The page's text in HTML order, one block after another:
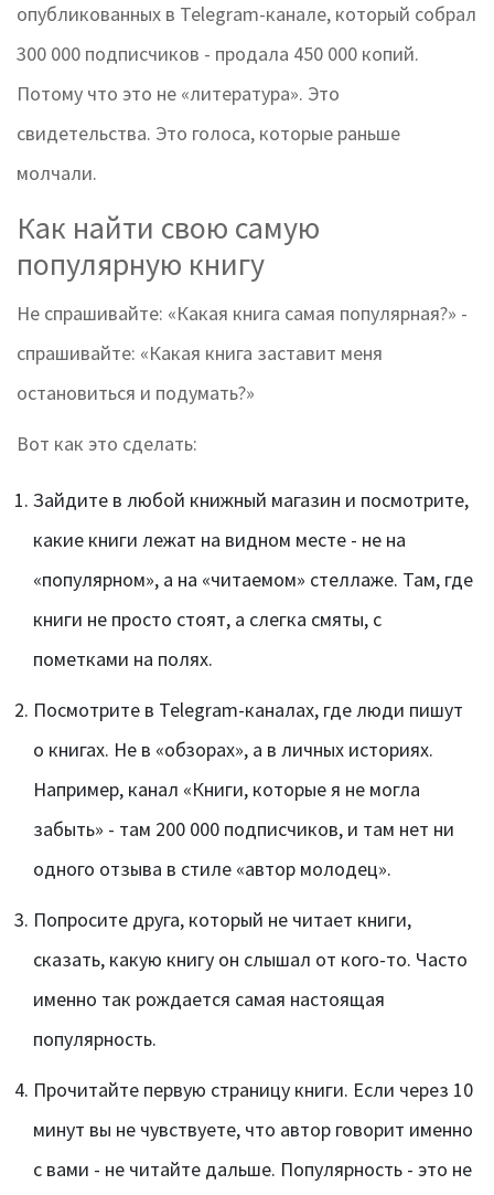
опубликованных в Telegram-канале, который собрал
300 000 подписчиков - продала 450 000 копий.
Потому что это не «литература». Это
свидетельства. Это голоса, которые раньше
молчали.
Как найти свою самую
популярную книгу
Не спрашивайте: «Какая книга самая популярная?» -
спрашивайте: «Какая книга заставит меня
остановиться и подумать?»
Вот как это сделать:
Зайдите в любой книжный магазин и посмотрите,
какие книги лежат на видном месте - не на
«популярном», а на «читаемом» стеллаже. Там, где
книги не просто стоят, а слегка смяты, с
пометками на полях.
Посмотрите в Telegram-каналах, где люди пишут
о книгах. Не в «обзорах», а в личных историях.
Например, канал «Книги, которые я не могла
забыть» - там 200 000 подписчиков, и там нет ни
одного отзыва в стиле «автор молодец».
Попросите друга, который не читает книги,
сказать, какую книгу он слышал от кого-то. Часто
именно так рождается самая настоящая
популярность.
Прочитайте первую страницу книги. Если через 10
минут вы не чувствуете, что автор говорит именно
с вами - не читайте дальше. Популярность - это не